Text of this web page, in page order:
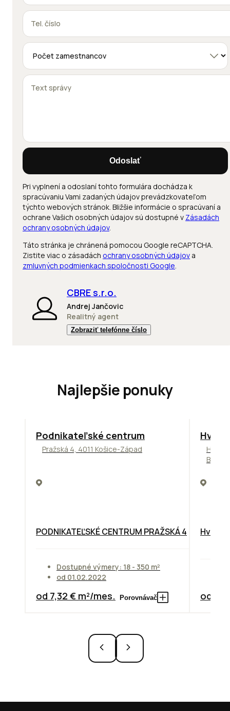
Odoslať
Pri vyplnení a odoslaní tohto formulára dochádza k
spracúvaniu Vami zadaných údajov prevádzkovateľom
týchto webových stránok. Bližšie informácie o spracúvaní a
ochrane Vašich osobných údajov sú dostupné v Zásadách
ochrany osobných údajov.
Táto stránka je chránená pomocou Google reCAPTCHA.
Zistite viac o zásadách ochrany osobných údajov a
zmluvných podmienkach spoločnosti Google.
CBRE s.r.o.
Andrej Jančovic
Realitný agent
Zobraziť telefónne číslo
Najlepšie ponuky
ODPORÚČAME
Podnikateľské centrum
Pražská 4, 4011 Košice-Západ
PODNIKATEĽSKÉ CENTRUM PRAŽSKÁ 4
Dostupné výmery: 18 - 350 m²
od 01.02.2022
od 7,32 € m²/mes. Porovnávač od